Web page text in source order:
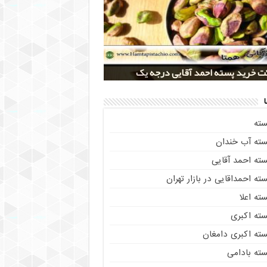
کلی پسته شور اکبری صادراتی
خرید پسته احمد آقایی درجه یک
تولید پسته صادراتی رفسنجان
خريد پسته رفسنجان صادراتی
خرید پسته اکبری بسته بندی شده
آب خندان
احمد آقایی
احمداقایی در بازار تهران
اعلا
اکبری
اکبری دامغان
بادامی